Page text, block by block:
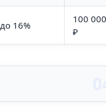
до 16%
100 000
₽